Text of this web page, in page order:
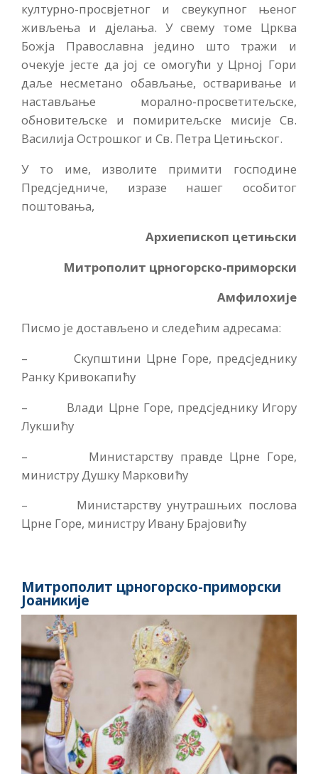
културно-просвјетног и свеукупног њеног
живљења и дјелања. У свему томе Црква
Божја Православна једино што тражи и
очекује јесте да јој се омогући у Црној Гори
даље несметано обављање, остваривање и
настављање морално-просветитељске,
обновитељске и помиритељске мисије Св.
Василија Острошког и Св. Петра Цетињског.
У то име, изволите примити господине
Предсједниче, изразе нашег особитог
поштовања,
Архиепископ цетињски
Митрополит црногорско-приморски
Амфилохије
Писмо је достављено и следећим адресама:
– Скупштини Црне Горе, предсједнику
Ранку Кривокапићу
– Влади Црне Горе, предсједнику Игору
Лукшићу
– Министарству правде Црне Горе,
министру Душку Марковићу
– Министарству унутрашњих послова
Црне Горе, министру Ивану Брајовићу
Митрополит црногорско-приморски
Јоаникије